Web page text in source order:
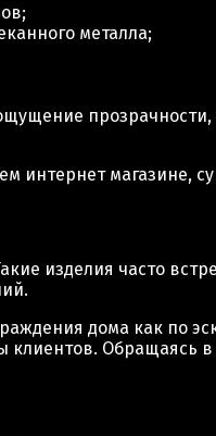
металла;
интернет магазине,
изделия часто
дома как по
клиентов.